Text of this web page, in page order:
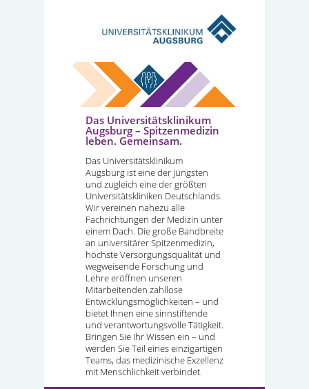
Das Universitätsklinikum
Augsburg – Spitzenmedizin
leben. Gemeinsam.
Das Universitätsklinikum
Augsburg ist eine der jüngsten
und zugleich eine der größten
Universitätskliniken Deutschlands.
Wir vereinen nahezu alle
Fachrichtungen der Medizin unter
einem Dach. Die große Bandbreite
an universitärer Spitzenmedizin,
höchste Versorgungsqualität und
wegweisende Forschung und
Lehre eröffnen unseren
Mitarbeitenden zahllose
Entwicklungsmöglichkeiten – und
bietet Ihnen eine sinnstiftende
und verantwortungsvolle Tätigkeit.
Bringen Sie Ihr Wissen ein – und
werden Sie Teil eines einzigartigen
Teams, das medizinische Exzellenz
mit Menschlichkeit verbindet.